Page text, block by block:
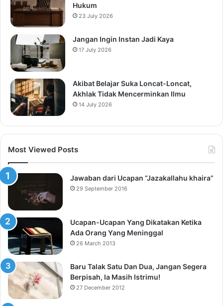
Hukum
23 July 2026
Jangan Ingin Instan Jadi Kaya
17 July 2026
Akibat Belajar Suka Loncat-Loncat,
Akhlak Tidak Mencerminkan Ilmu
14 July 2026
Most Viewed Posts
Jawaban dari Ucapan “Jazakallahu khaira”
29 September 2016
Ucapan-Ucapan Yang Dikatakan Ketika
Ada Orang Yang Meninggal
26 March 2013
Baru Talak Satu Dan Dua, Jangan Segera
Berpisah, Ia Masih Istrimu!
27 December 2012